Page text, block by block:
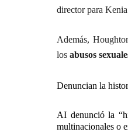
director para
Además,
los abusos
Denuncian la
AI denunció la
multinacionales o